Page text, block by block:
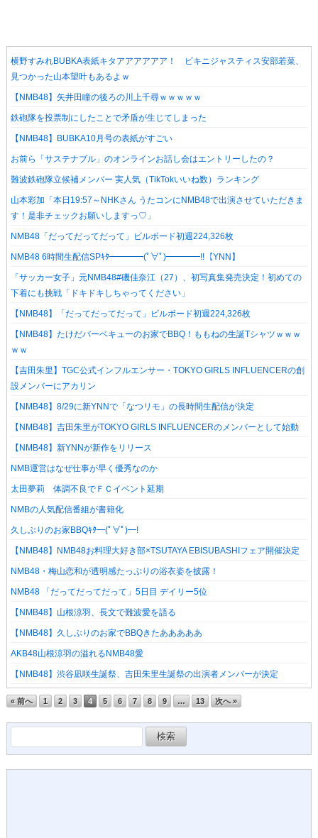
横野すみれBUBKA表紙キタアアアアアア！ ビキニジャスティス安部若菜、
見つかった山本望叶もあるよｗ
【NMB48】矢井田瞳の後ろの川上千尋ｗｗｗｗｗ
鉄砲隊を投票制にしたことで矛盾が生じてしまった
【NMB48】BUBKA10月号の表紙がすごい
お前ら「サステナブル」のオンラインお話し会はエントリーしたの？
難波鉄砲隊立候補メンバー 実人気（TikTokいいね数）ランキング
山本彩加「本日19:57～NHKさん うたコンにNMB48で出演させていただきま
す！是非チェックお願いしますっ♡」
NMB48「だってだってだって」ビルボード初週224,326枚
NMB48 6時間生配信SPｷﾀ━━━━(ﾟ∀ﾟ)━━━━!!【YNN】
「サッカー女子」元NMB48#磯佳奈江（27）、初写真集発売決定！初めての
下着にも挑戦「ドキドキしちゃってください」
【NMB48】「だってだってだって」ビルボード初週224,326枚
【NMB48】たけだバーベキューのお家でBBQ！ももねの生誕Tシャツｗｗｗ
ｗｗ
【吉田朱里】TGC公式インフルエンサー・TOKYO GIRLS INFLUENCERの創
設メンバーにアカリン
【NMB48】8/29に新YNNで「なつリモ」の長時間生配信が決定
【NMB48】吉田朱里がTOKYO GIRLS INFLUENCERのメンバーとして始動
【NMB48】新YNNが新作をリリース
NMB運営はなぜ仕事が早く優秀なのか
太田夢莉 体調不良でＦＣイベント延期
NMBの人気配信番組が書籍化
久しぶりのお家BBQｷﾀ━(ﾟ∀ﾟ)━!
【NMB48】NMB48お料理大好き部×TSUTAYA EBISUBASHIフェア開催決定
NMB48・梅山恋和が透明感たっぷりの浴衣姿を披露！
NMB48 「だってだってだって」5日目 デイリー5位
【NMB48】山根涼羽、長文で難波愛を語る
【NMB48】久しぶりのお家でBBQきたあああああ
AKB48山根涼羽の溢れるNMB48愛
【NMB48】渋谷凪咲生誕祭、吉田朱里生誕祭の出演者メンバーが決定
« 前へ 1 2 3 4 5 6 7 8 9 … 13 次へ »
索: